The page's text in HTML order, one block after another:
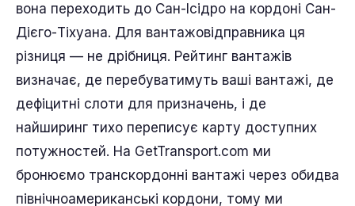
вона переходить до Сан-Ісідро на кордоні Сан-
Дієго-Тіхуана. Для вантажовідправника ця
різниця — не дрібниця. Рейтинг вантажів
визначає, де перебуватимуть ваші вантажі, де
дефіцитні слоти для призначень, і де
найширинг тихо переписує карту доступних
потужностей. На GetTransport.com ми
бронюємо транскордонні вантажі через обидва
північноамериканські кордони, тому ми